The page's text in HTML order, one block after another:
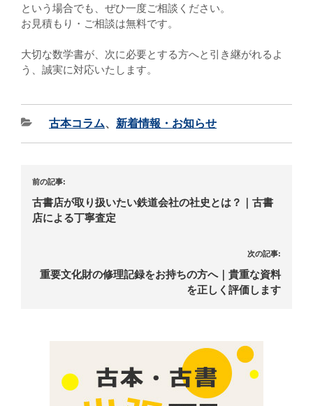
という場合でも、ぜひ一度ご相談ください。
お見積もり・ご相談は無料です。
大切な数学書が、次に必要とする方へと引き継がれるよ
う、誠実に対応いたします。
古本コラム、 新着情報・お知らせ
前の記事:
古書店が取り扱いたい鉄道会社の社史とは？｜古書
店による丁寧査定
次の記事:
重要文化財の修理記録をお持ちの方へ｜貴重な資料
を正しく評価します